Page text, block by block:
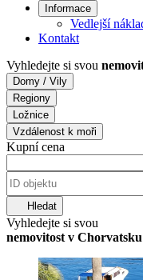
Informace
Vedlejší
Kontakt
Vyhledejte si svou
Domy / Vily
Regiony
Ložnice
Vzdálenost k moři
Kupní cena
Hledat
Vyhledejte si svou
nemovitost v Chorvatsku